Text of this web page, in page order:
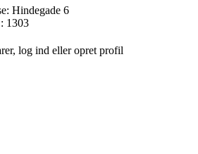
Hindegade 6
1303
log ind eller opret profil